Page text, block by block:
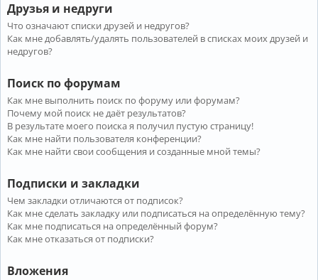
Друзья и недруги
Что означают списки друзей и недругов?
Как мне добавлять/удалять пользователей в списках моих друзей и
недругов?
Поиск по форумам
Как мне выполнить поиск по форуму или форумам?
Почему мой поиск не даёт результатов?
В результате моего поиска я получил пустую страницу!
Как мне найти пользователя конференции?
Как мне найти свои сообщения и созданные мной темы?
Подписки и закладки
Чем закладки отличаются от подписок?
Как мне сделать закладку или подписаться на определённую тему?
Как мне подписаться на определённый форум?
Как мне отказаться от подписки?
Вложения